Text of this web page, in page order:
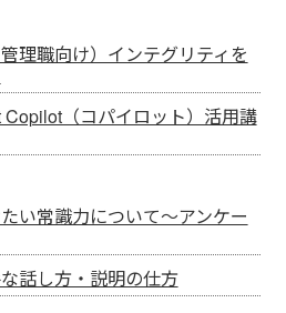
理職向け）インテグリティを
Copilot（コパイロット）活用講
い常識力について～アンケー
話し方・説明の仕方